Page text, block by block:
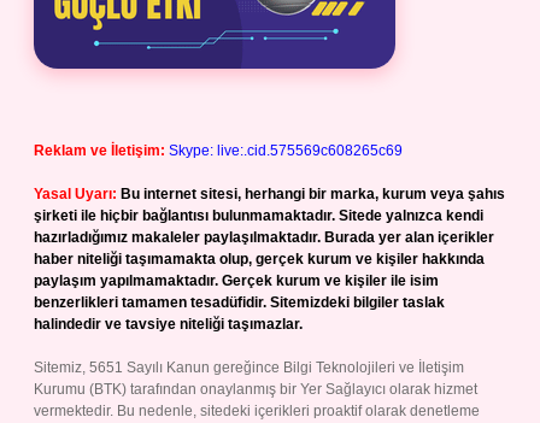
Reklam ve İletişim: Skype: live:.cid.575569c608265c69
Yasal Uyarı: Bu internet sitesi, herhangi bir marka, kurum veya şahıs
şirketi ile hiçbir bağlantısı bulunmamaktadır. Sitede yalnızca kendi
hazırladığımız makaleler paylaşılmaktadır. Burada yer alan içerikler
haber niteliği taşımamakta olup, gerçek kurum ve kişiler hakkında
paylaşım yapılmamaktadır. Gerçek kurum ve kişiler ile isim
benzerlikleri tamamen tesadüfidir. Sitemizdeki bilgiler taslak
halindedir ve tavsiye niteliği taşımazlar.
Sitemiz, 5651 Sayılı Kanun gereğince Bilgi Teknolojileri ve İletişim
Kurumu (BTK) tarafından onaylanmış bir Yer Sağlayıcı olarak hizmet
vermektedir. Bu nedenle, sitedeki içerikleri proaktif olarak denetleme